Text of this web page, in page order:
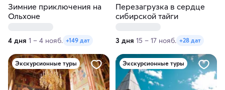
Зимние приключения на
Ольхоне
4 дня 1 – 4 нояб. +149 дат
Перезагрузка в сердце
сибирской тайги
3 дня 15 – 17 нояб. +28 дат
Экскурсионные туры Экскурсионные туры